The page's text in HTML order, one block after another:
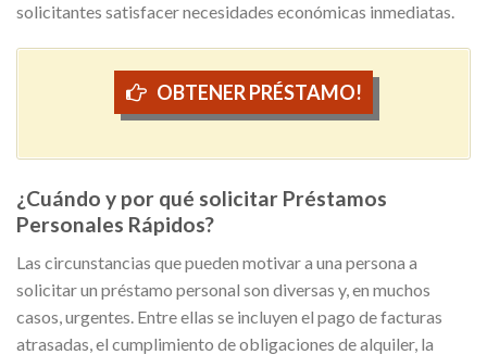
solicitantes satisfacer necesidades económicas inmediatas.
OBTENER PRÉSTAMO!
¿Cuándo y por qué solicitar Préstamos
Personales Rápidos?
Las circunstancias que pueden motivar a una persona a
solicitar un préstamo personal son diversas y, en muchos
casos, urgentes. Entre ellas se incluyen el pago de facturas
atrasadas, el cumplimiento de obligaciones de alquiler, la